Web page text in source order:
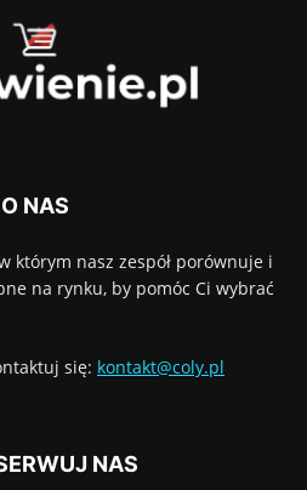
O NAS
którym nasz zespół porównuje i
na rynku, by pomóc Ci wybrać
się: kontakt@coly.pl
NAS